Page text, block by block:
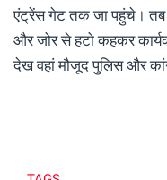
एंट्रेंस गेट तक जा पहुंचे। तब
और जोर से हटो कहकर
देख वहां मौजूद पुलिस और